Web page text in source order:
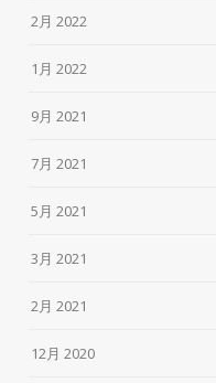
2月 2022
1月 2022
9月 2021
7月 2021
5月 2021
3月 2021
2月 2021
12月 2020